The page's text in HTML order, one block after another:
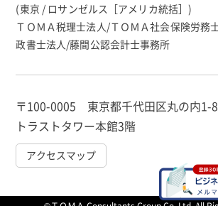
(東京 / ロサンゼルス［アメリカ統括］)
ＴＯＭＡ税理士法人/ＴＯＭＡ社会保険労務
政書士法人/藤間公認会計士事務所
〒100-0005 東京都千代田区丸の内
トラストタワー本館3階
アクセスマップ